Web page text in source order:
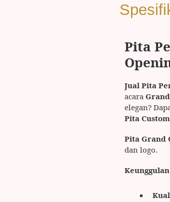
Pita
Jual Pita
acara
elegan?
Pita
Pita Grand
dan logo.